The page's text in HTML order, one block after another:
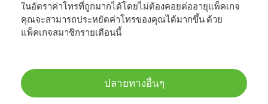
ในอัตราค่าโทรที่ถูกมากได้โดยไม่ต้องคอยต่ออายุแพ็คเกจ
คุณจะสามารถประหยัดค่าโทรของคุณได้มากขึ้น ด้วย
แพ็คเกจสมาชิกรายเดือนนี้
ปลายทางอื่นๆ